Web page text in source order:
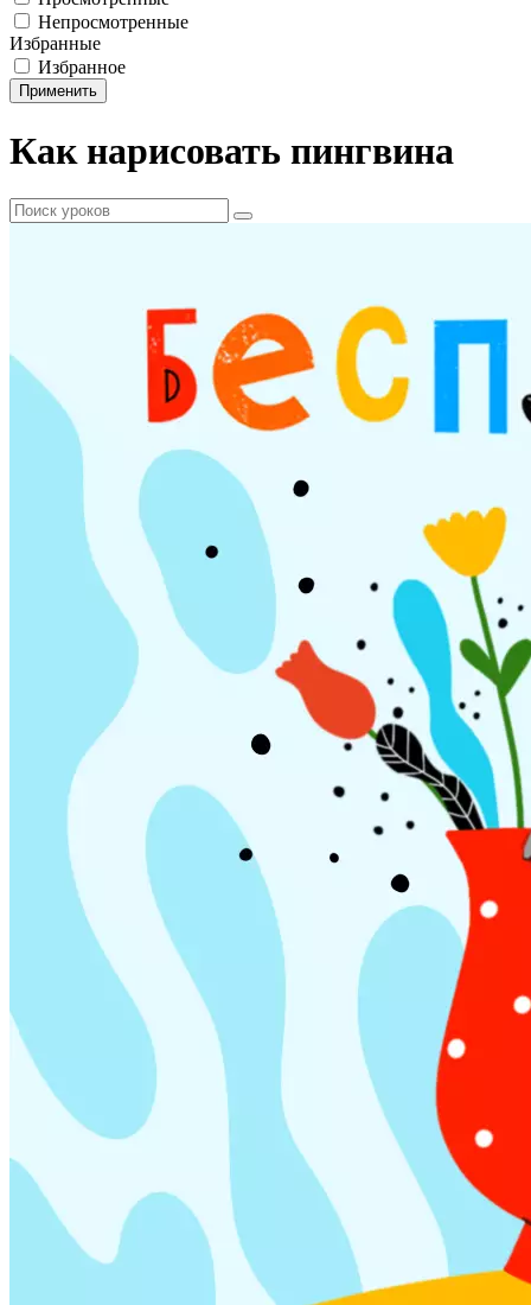
Непросмотренные
Избранные
Избранное
Применить
Как нарисовать пингвина